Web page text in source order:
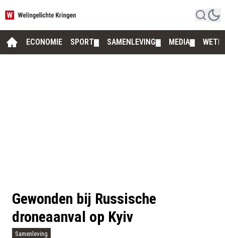
ECONOMIE SPORT SAMENLEVING MEDIA
Gewonden bij Russische
droneaanval op Kyiv
Samenleving